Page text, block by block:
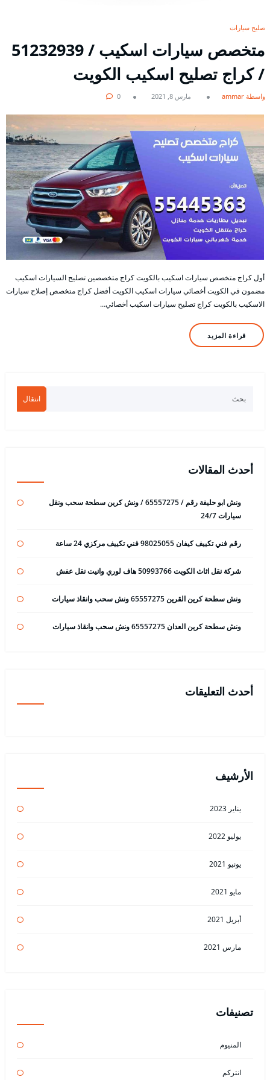
تصليح سيارات
/ كراج تصليح اسكيب الكويت
بواسطة ammar مارس 8, 2021 0
أول كراج متخصص سيارات اسكيب بالكويت كراج متخصصين تصليح السيارات اسكيب
مضمون في الكويت أخصائي سيارات اسكيب الكويت أفضل كراج متخصص إصلاح سيارات
الاسكيب بالكويت كراج تصليح سيارات اسكيب أخصائي…
قراءة المزيد
انتقال
أحدث المقالات
ونش ابو حليفة رقم / 65557275 / ونش كرين سطحة سحب ونقل
سيارات 24/7
رقم فني تكييف كيفان 98025055 فني تكييف مركزي 24 ساعة
شركة نقل اثاث الكويت 50993766 هاف لوري وانيت نقل عفش
ونش سطحة كرين القرين 65557275 ونش سحب وانقاذ سيارات
ونش سطحة كرين العدان 65557275 ونش سحب وانقاذ سيارات
أحدث التعليقات
الأرشيف
يناير 2023
يوليو 2022
يونيو 2021
مايو 2021
أبريل 2021
مارس 2021
تصنيفات
المنيوم
انتركم